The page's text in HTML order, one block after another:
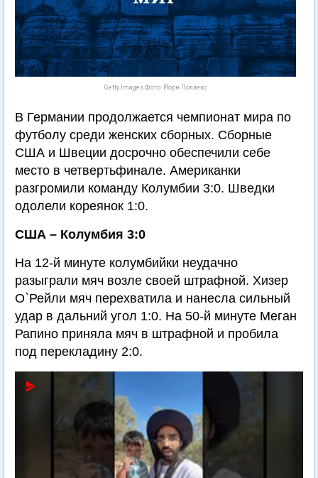
Getty Images Фото: Йорн Поллекс
В Германии продолжается чемпионат мира по
футболу среди женских сборных. Сборные
США и Швеции досрочно обеспечили себе
место в четвертьфинале. Американки
разгромили команду Колумбии 3:0. Шведки
одолели кореянок 1:0.
США – Колумбия 3:0
На 12-й минуте колумбийки неудачно
разыграли мяч возле своей штрафной. Хизер
О`Рейли мяч перехватила и нанесла сильный
удар в дальний угол 1:0. На 50-й минуте Меган
Рапино приняла мяч в штрафной и пробила
под перекладину 2:0.